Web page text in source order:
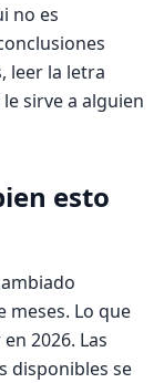
no es
leer la letra
sirve a alguien
esto
meses. Lo que
2026. Las
disponibles se